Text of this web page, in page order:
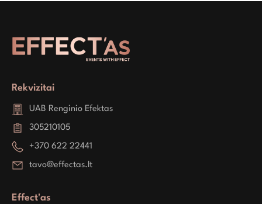
Rekvizitai
UAB Renginio Efektas
305210105
+370 622 22441
tavo@effectas.lt
Effect'as